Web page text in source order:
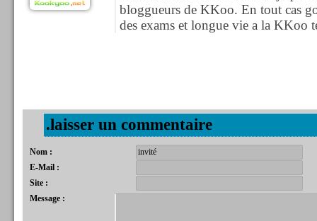
bloggueurs de KKoo. En tout cas
des exams et longue vie a la KKoo
.laisser un commentaire
Nom :
E-Mail :
Site :
Message :